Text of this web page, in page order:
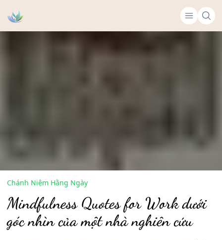
Chánh Niệm Hằng Ngày
Mindfulness Quotes for Work dưới
góc nhìn của một nhà nghiên cứu